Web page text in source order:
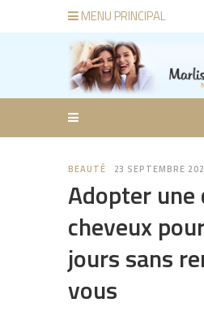
MENU PRINCIPAL
BEAUTÉ 23 SEPTEMBRE
Adopter une
cheveux
jours sans
vous